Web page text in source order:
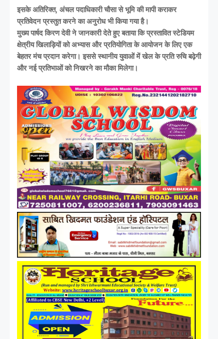
इसके अतिरिक्त, अंचल पदाधिकारी चौसा से भूमि की मापी कराकर
प्रतिवेदन प्रस्तुत करने का अनुरोध भी किया गया है।
मुख्य पार्षद किरण देवी ने जानकारी देते हुए बताया कि प्रस्तावित स्टेडियम
क्षेत्रीय खिलाड़ियों को अभ्यास और प्रतियोगिता के आयोजन के लिए एक
बेहतर मंच प्रदान करेगा। इससे स्थानीय युवाओं में खेल के प्रति रुचि बढ़ेगी
और नई प्रतिभाओं को निखरने का मौका मिलेगा।